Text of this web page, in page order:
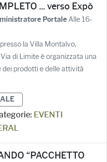
... verso Expò
PortaleAlle 16-
la Villa Montalvo,
di Limite è organizzata una
prodotti e delle attività
EVENTI
“PACCHETTO